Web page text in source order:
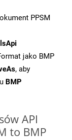
PPSM
jako BMP
, aby
BMP
API
to BMP